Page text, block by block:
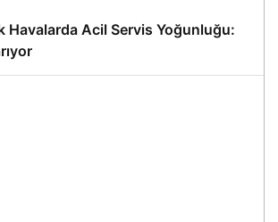
Havalarda Acil Servis Yoğunluğu: